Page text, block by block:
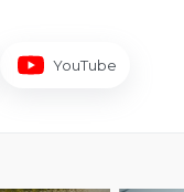
YouTube